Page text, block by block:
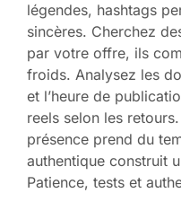
légendes, hashtags
sincères. Cherchez
par votre offre, ils
froids. Analysez les
et l’heure de
reels selon les
présence prend du
authentique construit
Patience, tests et